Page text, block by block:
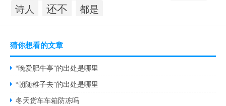
诗人 还不 都是
猜你想看的文章
“晚爱肥牛亭”的出处是哪里
“朝随稚子去”的出处是哪里
冬天货车车箱防冻吗